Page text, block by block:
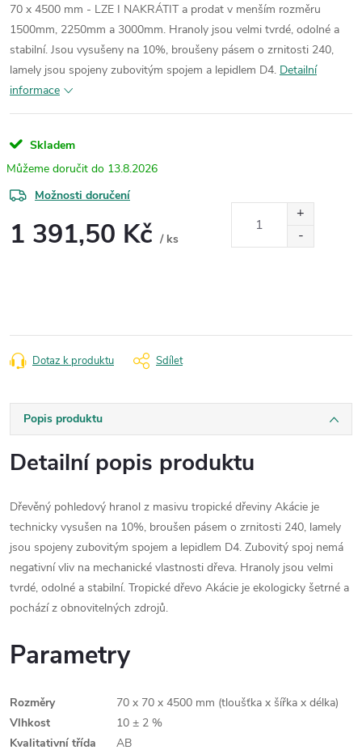
70 x 4500 mm - LZE I NAKRÁTIT a prodat v menším rozměru
1500mm, 2250mm a 3000mm. Hranoly jsou velmi tvrdé, odolné a
stabilní. Jsou vysušeny na 10%, broušeny pásem o zrnitosti 240,
lamely jsou spojeny zubovitým spojem a lepidlem D4. Detailní
informace
Skladem
13.8.2026
Možnosti doručení
1 391,50 Kč / ks
Dotaz k produktu Sdílet
Popis produktu
Detailní popis produktu
Dřevěný pohledový hranol z masivu tropické dřeviny Akácie je
technicky vysušen na 10%, broušen pásem o zrnitosti 240, lamely
jsou spojeny zubovitým spojem a lepidlem D4. Zubovitý spoj nemá
negativní vliv na mechanické vlastnosti dřeva. Hranoly jsou velmi
tvrdé, odolné a stabilní. Tropické dřevo Akácie je ekologicky šetrné a
pochází z obnovitelných zdrojů.
Parametry
Rozměry
70 x 70 x 4500 mm (tloušťka x šířka x délka)
Vlhkost
10 ± 2 %
Kvalitativní třída
AB